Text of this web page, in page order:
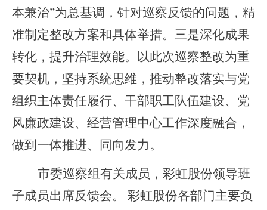
本兼治”为总基调，针对巡察反馈的问题，精
准制定整改方案和具体举措。三是深化成果
转化，提升治理效能。以此次巡察整改为重
要契机，坚持系统思维，推动整改落实与党
组织主体责任履行、干部职工队伍建设、党
风廉政建设、经营管理中心工作深度融合，
做到一体推进、同向发力。
市委巡察组有关成员，彩虹股份领导班
子成员出席反馈会。
彩虹股份各部门主要负